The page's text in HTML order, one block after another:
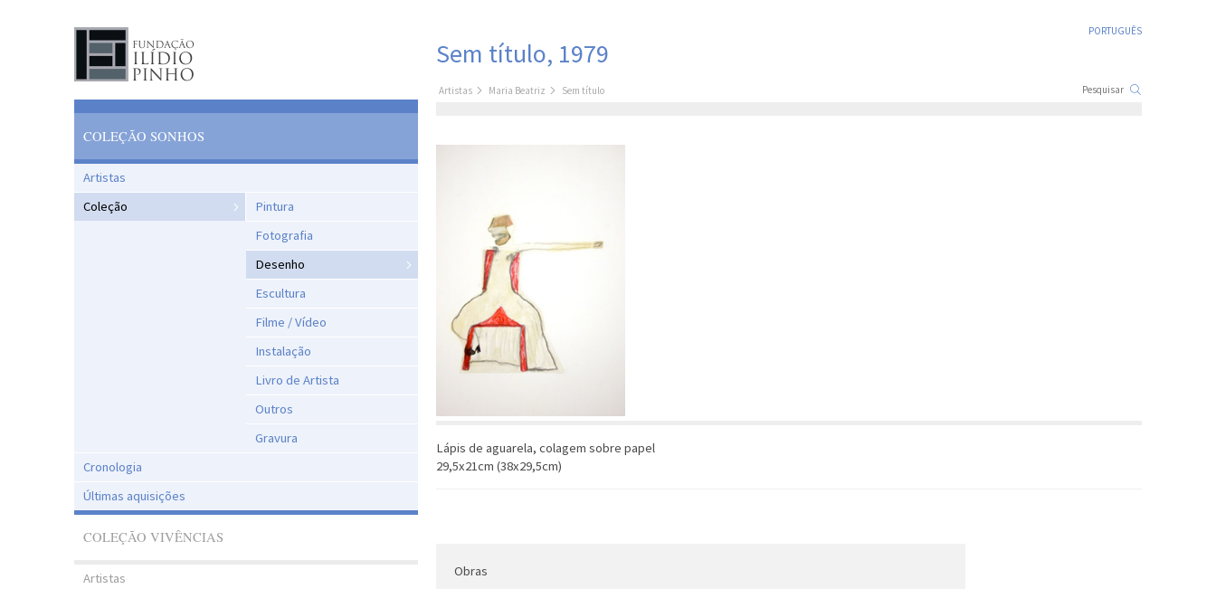
PORTUGUÊS
COLEÇÃO SONHOS
Artistas
Coleção
Pintura
Fotografia
Desenho
Escultura
Filme / Vídeo
Instalação
Livro de Artista
Outros
Gravura
Cronologia
Últimas aquisições
COLEÇÃO VIVÊNCIAS
Artistas
Sem título, 1979
Artistas Maria Beatriz Sem título
Lápis de aguarela, colagem sobre papel
29,5x21cm (38x29,5cm)
Obras